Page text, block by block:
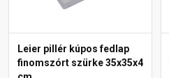
Leier pillér kúpos fedlap
finomszórt szürke 35x35x4